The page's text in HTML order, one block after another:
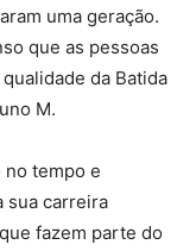
uma geração.
que as pessoas
da Batida
M.
no tempo e
sua carreira
fazem parte do